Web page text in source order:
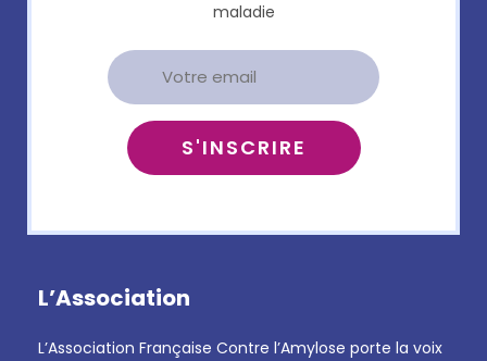
maladie
L’Association
L’Association Française Contre l’Amylose porte la voix